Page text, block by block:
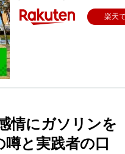
楽天
情にガソリンを
と実践者の口